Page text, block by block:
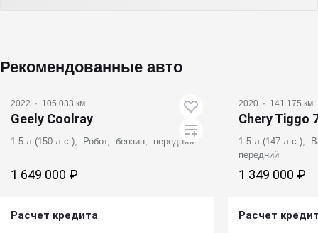
Рекомендованные авто
2022 · 105 033 км
Geely Coolray
1.5 л (150 л.с.), Робот, бензин, передний
1 649 000 ₽
Расчет кредита
2020 · 141 175 км
Chery Tiggo
1.5 л (147 л.с.),
передний
1 349 000 ₽
Расчет